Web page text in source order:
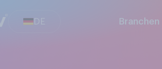
DE Branchen